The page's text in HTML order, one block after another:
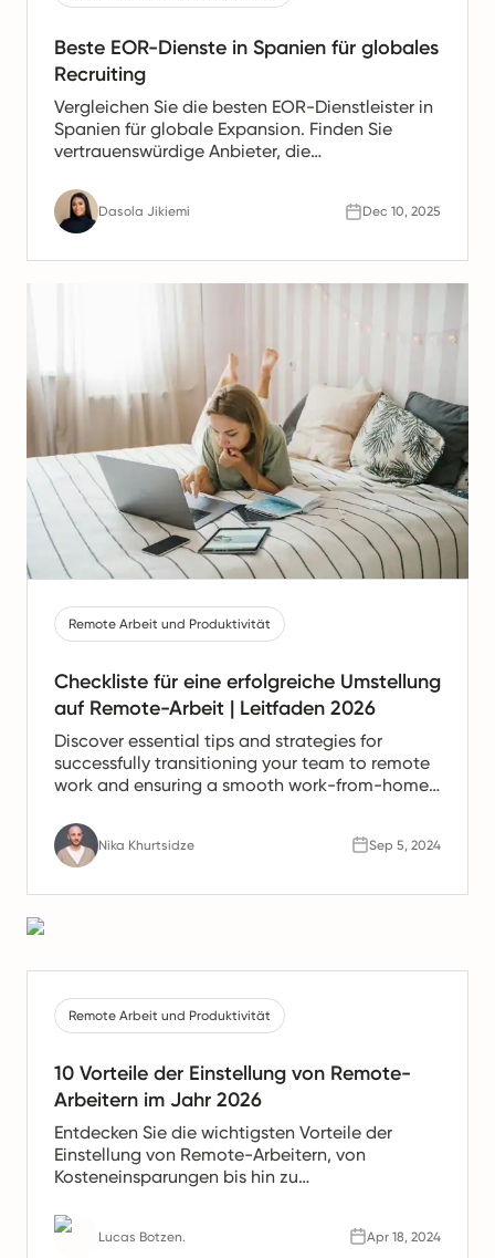
Beste EOR-Dienste in Spanien für globales
Recruiting
Vergleichen Sie die besten EOR-Dienstleister in
Spanien für globale Expansion. Finden Sie
vertrauenswürdige Anbieter, die
Unterstützung für spanische Teams anbieten.
Dasola Jikiemi Dec 10, 2025
Remote Arbeit und Produktivität
Checkliste für eine erfolgreiche Umstellung
auf Remote-Arbeit | Leitfaden 2026
Discover essential tips and strategies for
successfully transitioning your team to remote
work and ensuring a smooth work-from-home
Nika Khurtsidze Sep 5, 2024
Remote Arbeit und Produktivität
10 Vorteile der Einstellung von Remote-
Arbeitern im Jahr 2026
Entdecken Sie die wichtigsten Vorteile der
Einstellung von Remote-Arbeitern, von
Kosteneinsparungen bis hin zu
Remote-Teams die Zukunft der Arbeit sind.
Lucas Botzen. Apr 18, 2024